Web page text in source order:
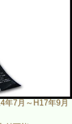
7月～H17年9月